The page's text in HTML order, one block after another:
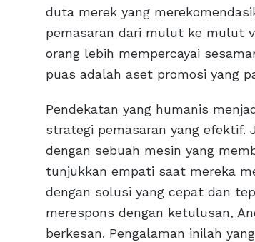
duta merek yang
pemasaran dari mulut ke mulut
orang lebih mempercayai
puas adalah aset promosi yang
Pendekatan yang humanis
strategi pemasaran yang efektif.
dengan sebuah mesin yang
tunjukkan empati saat mereka
dengan solusi yang cepat dan
merespons dengan ketulusan,
berkesan. Pengalaman inilah